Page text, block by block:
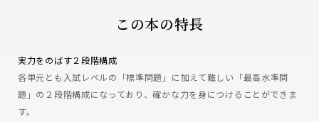
この本の特長
実力をのばす２段階構成
各単元とも入試レベルの「標準問題」に加えて難しい「最高水準問
題」の２段階構成になっており、確かな力を身につけることができま
す。